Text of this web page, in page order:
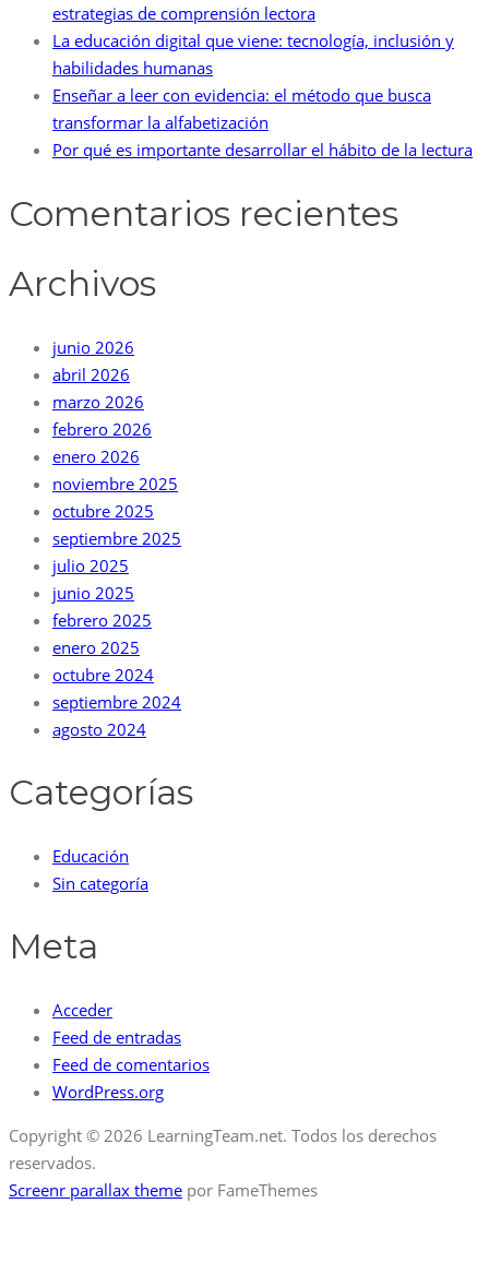
estrategias de comprensión lectora
La educación digital que viene: tecnología, inclusión y
habilidades humanas
Enseñar a leer con evidencia: el método que busca
transformar la alfabetización
Por qué es importante desarrollar el hábito de la lectura
Comentarios recientes
Archivos
junio 2026
abril 2026
marzo 2026
febrero 2026
enero 2026
noviembre 2025
octubre 2025
septiembre 2025
julio 2025
junio 2025
febrero 2025
enero 2025
octubre 2024
septiembre 2024
agosto 2024
Categorías
Educación
Sin categoría
Meta
Acceder
Feed de entradas
Feed de comentarios
WordPress.org
Copyright © 2026 LearningTeam.net. Todos los derechos
reservados.
Screenr parallax theme por FameThemes